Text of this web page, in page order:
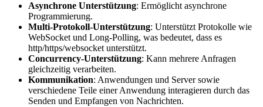
Asynchrone Unterstützung: Ermöglicht asynchrone
Programmierung.
Multi-Protokoll-Unterstützung: Unterstützt Protokolle wie
WebSocket und Long-Polling, was bedeutet, dass es
http/https/websocket unterstützt.
Concurrency-Unterstützung: Kann mehrere Anfragen
gleichzeitig verarbeiten.
Kommunikation: Anwendungen und Server sowie
verschiedene Teile einer Anwendung interagieren durch das
Senden und Empfangen von Nachrichten.